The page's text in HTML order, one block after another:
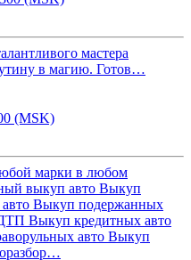
мастера
в магию. Готов…
(MSK)